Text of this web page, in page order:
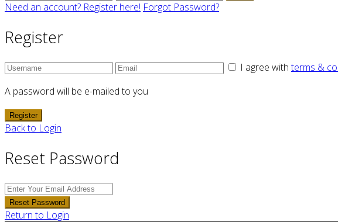
Need an account? Register here! Forgot Password?
Register
I agree withterms &
A password will be e-mailed to you
Register
Back to Login
Reset Password
Reset Password
Return to Login